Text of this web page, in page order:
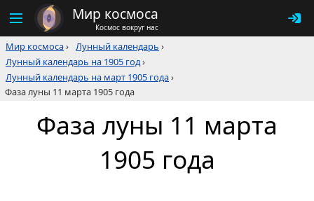
Мир космоса
Космос вокруг нас
Мир космоса› Лунный календарь ›
Лунный календарь на 1905 год›
Лунный календарь на март 1905 года›
Фаза луны 11 марта 1905 года
Фаза луны 11 марта
1905 года